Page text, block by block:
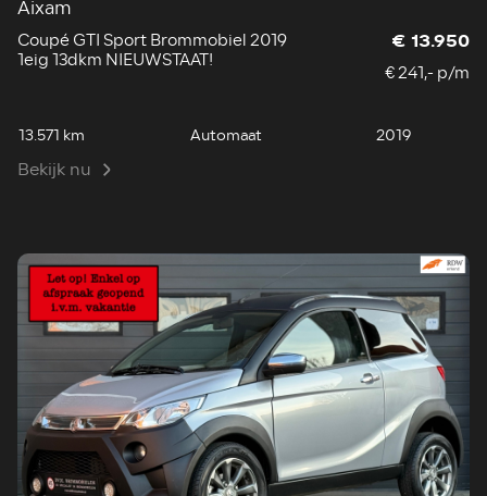
Aixam
Coupé GTI Sport Brommobiel 2019
1eig 13dkm NIEUWSTAAT!
€ 13.950
€ 241,- p/m
13.571 km Automaat 2019
Bekijk nu